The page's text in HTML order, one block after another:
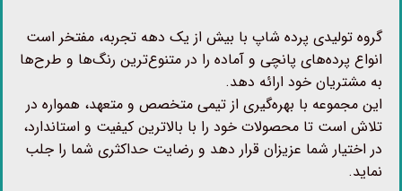
گروه تولیدی پرده شاپ با بیش از یک دهه تجربه، مفتخر است
انواع پرده‌های پانچی و آماده را در متنوع‌ترین رنگ‌ها و طرح‌ها
به مشتریان خود ارائه دهد.
این مجموعه با بهره‌گیری از تیمی متخصص و متعهد، همواره در
تلاش است تا محصولات خود را با بالاترین کیفیت و استاندارد،
در اختیار شما عزیزان قرار دهد و رضایت حداکثری شما را جلب
نماید.